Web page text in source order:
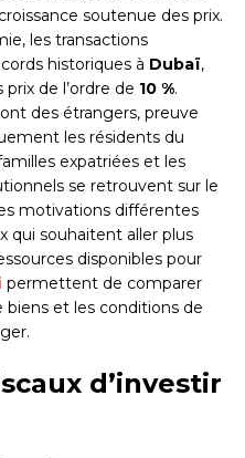
soutenue des prix.
les transactions
historiques à Dubaï,
de l’ordre de 10 %.
des étrangers, preuve
les résidents du
expatriées et les
se retrouvent sur le
motivations différentes
qui souhaitent aller plus
disponibles pour
permettent de comparer
biens et les conditions de
d’investir